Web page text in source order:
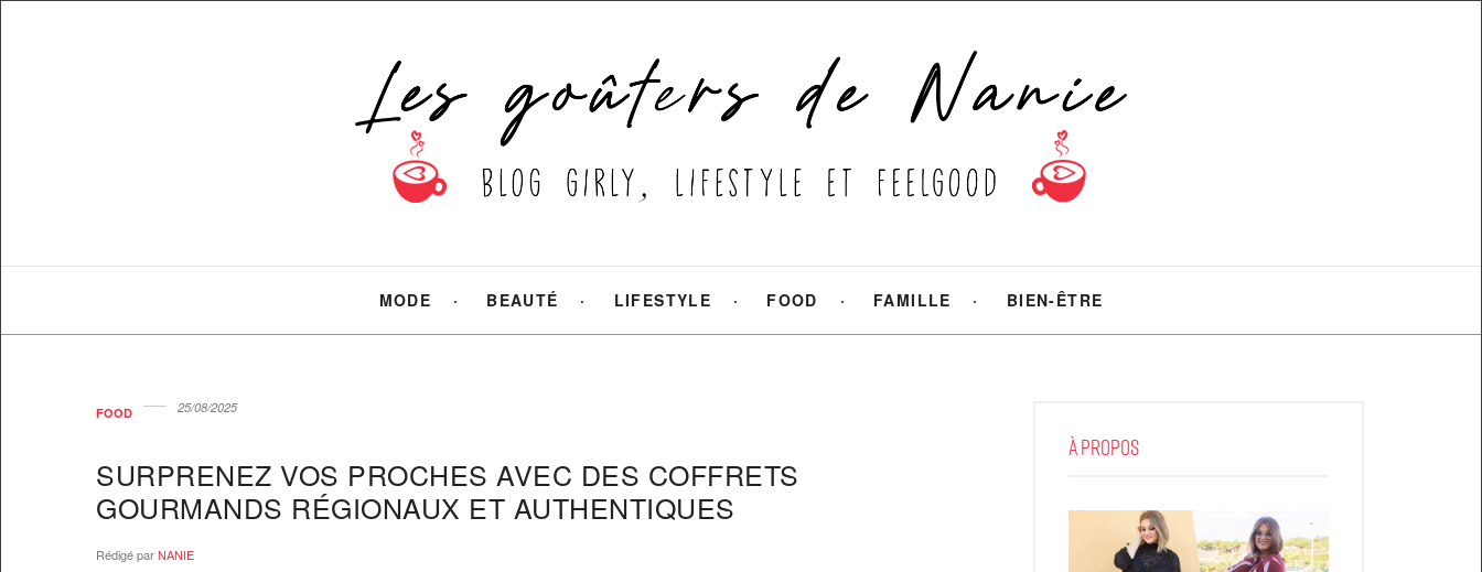
MODE BEAUTÉ LIFESTYLE FOOD FAMILLE BIEN-ÊTRE
FOOD 25/08/2025
SURPRENEZ VOS PROCHES AVEC DES COFFRETS
GOURMANDS RÉGIONAUX ET AUTHENTIQUES
Rédigé parNANIE
À PROPOS